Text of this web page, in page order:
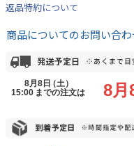
返品特約について
商品についてのお問い合わ